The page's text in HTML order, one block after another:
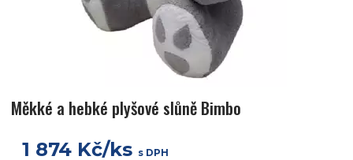
Měkké a hebké plyšové slůně Bimbo
1 874 Kč/ks s DPH